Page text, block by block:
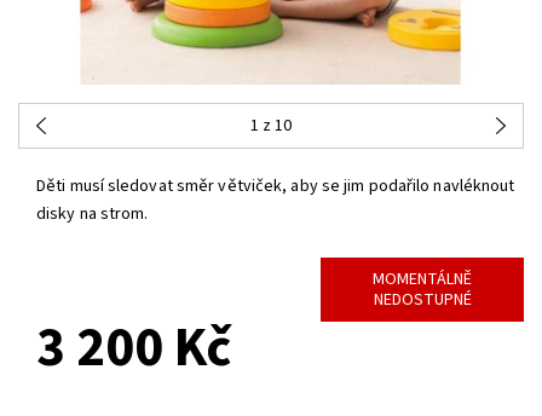
1 z 10
Děti musí sledovat směr větviček, aby se jim podařilo navléknout
disky na strom.
MOMENTÁLNĚ
NEDOSTUPNÉ
3 200 Kč